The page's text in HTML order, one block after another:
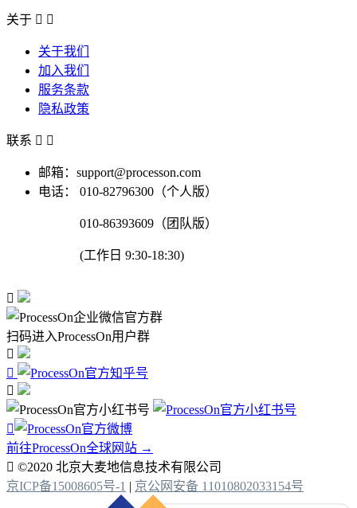
关于  
关于我们
加入我们
服务条款
隐私政策
联系  
邮箱：support@processon.com
电话：
010-82796300（个人版）
010-86393609（团队版）
(工作日 9:30-18:30)

扫码进入ProcessOn用户群




前往ProcessOn全球网站 →
 ©2020 北京大麦地信息技术有限公司
京ICP备15008605号-1 | 京公网安备 11010802033154号